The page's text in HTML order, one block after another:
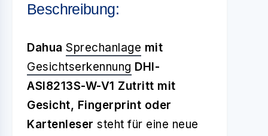
Beschreibung:
Dahua Sprechanlage mit
Gesichtserkennung DHI-
ASI8213S-W-V1 Zutritt mit
Gesicht, Fingerprint oder
Kartenleser steht für eine neue